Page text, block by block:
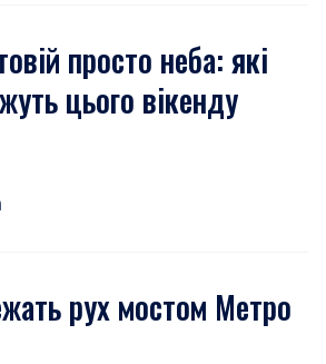
просто неба: які
цього вікенду
рух мостом Метро